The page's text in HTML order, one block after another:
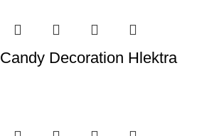
Candy Decoration Hlektra